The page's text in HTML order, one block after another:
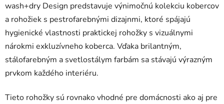
wash+dry Design predstavuje výnimočnú kolekciu kobercov
a rohožiek s pestrofarebnými dizajnmi, ktoré spájajú
hygienické vlastnosti praktickej rohožky s vizuálnymi
nárokmi exkluzívneho koberca. Vďaka brilantným,
stálofarebným a svetlostálym farbám sa stávajú výrazným
prvkom každého interiéru.
Tieto rohožky sú rovnako vhodné pre domácnosti ako aj pre